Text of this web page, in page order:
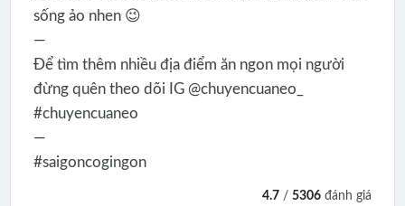
sống ảo nhen 😉
—
Để tìm thêm nhiều địa điểm ăn ngon mọi người
đừng quên theo dõi IG @chuyencuaneo_
#chuyencuaneo
—
#saigoncogingon
4.7 /5306 đánh giá